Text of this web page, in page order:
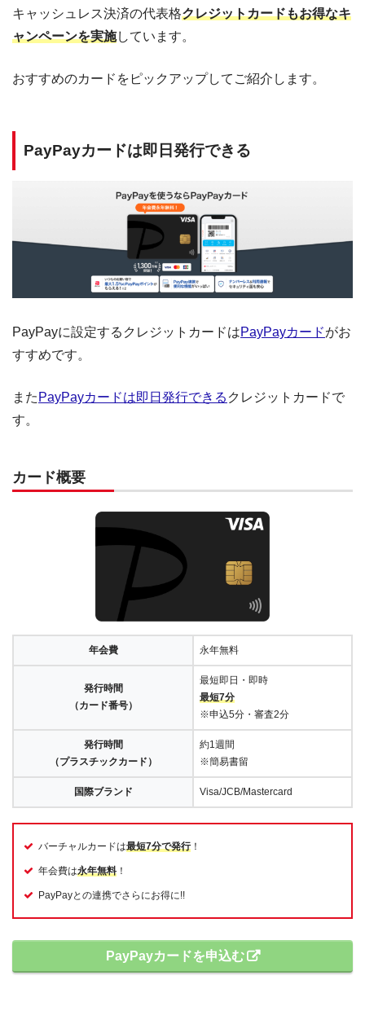
キャッシュレス決済の代表格クレジットカードもお得なキ
ャンペーンを実施しています。
おすすめのカードをピックアップしてご紹介します。
PayPayカードは即日発行できる
PayPayに設定するクレジットカードはPayPayカードがお
すすめです。
また PayPayカードは即日発行できる クレジットカードで
す。
カード概要
年会費 永年無料
発行時間
（カード番号）
最短即日・即時
最短7分
※申込5分・審査2分
発行時間
（プラスチックカード）
約1週間
※簡易書留
国際ブランド Visa/JCB/Mastercard
バーチャルカードは最短7分で発行！
年会費は永年無料 ！
PayPayとの連携でさらにお得に!!
PayPayカードを申込む